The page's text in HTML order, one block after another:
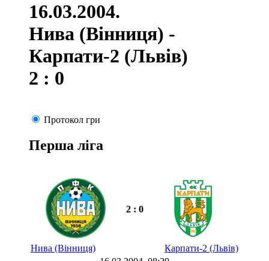
16.03.2004.
Нива (Вінниця) -
Карпати-2 (Львів)
2 : 0
Протокол гри
Перша ліга
2 : 0
Нива (Вінниця)
Карпати-2 (Львів)